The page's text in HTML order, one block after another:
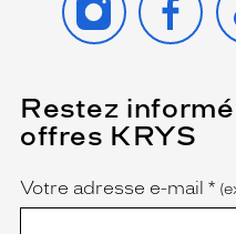
Restez
offres KRYS
Name
Votre adresse e-mail *
(Ce
champ
est
obligatoire)